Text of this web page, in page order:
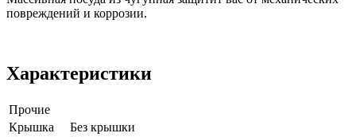
повреждений и коррозии.
Характеристики
Прочие
Крышка
Без крышки